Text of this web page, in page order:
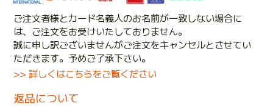
ご注文者様とカード名義人のお名前が一致しない場合に
は、ご注文をお受けいたしておりません。
誠に申し訳ございませんがご注文をキャンセルとさせてい
ただきます。予めご了承下さい。
>> 詳しくはこちらをご覧ください
返品について